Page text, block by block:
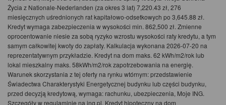
Życia z Nationale-Nederlanden (za okres 3 lat) 7,220.43 zł, 276
miesięcznych uśrednionych rat kapitałowo-odsetkowych po 3,645.88 zł.
Kredyt wymaga zabezpieczenia w wysokości min. 862,500 zł. Zmienne
oprocentowanie niesie za sobą ryzyko wzrostu wysokości raty kredytu, a tym
samym całkowitej kwoty do zapłaty. Kalkulacja wykonana 2026-07-20 na
reprezentatywnym przykładzie. Kredyt na dom maks. 62 kWh/m2/rok lub
lokal mieszkalny maks. 58kWh/m2/rok zapotrzebowania na energię.
Warunek skorzystania z tej oferty na rynku wtórnym: przedstawienie
Świadectwa Charakterystyki Energetycznej budynku lub części budynku,
przed decyzją kredytową, wymaga: rachunku, ubezpieczenia, Moje ING.
Szczegóły w regulaminie na ing.pl. Kredyt hipoteczny na dom